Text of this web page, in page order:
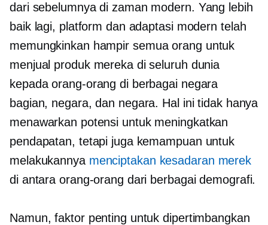
dari sebelumnya di zaman modern. Yang lebih
baik lagi, platform dan adaptasi modern telah
memungkinkan hampir semua orang untuk
menjual produk mereka di seluruh dunia
kepada orang-orang di berbagai negara
bagian, negara, dan negara. Hal ini tidak hanya
menawarkan potensi untuk meningkatkan
pendapatan, tetapi juga kemampuan untuk
melakukannya menciptakan kesadaran merek
di antara orang-orang dari berbagai demografi.
Namun, faktor penting untuk dipertimbangkan